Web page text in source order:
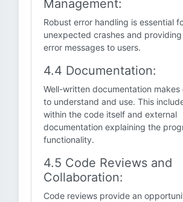
Management:
Robust error handling is essential
unexpected crashes and
error messages to users.
4.4 Documentation:
Well-written documentation makes
to understand and use. This
within the code itself and external
documentation explaining the
functionality.
4.5 Code Reviews and
Collaboration:
Code reviews provide an